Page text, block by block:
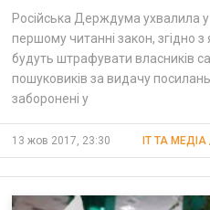
Російська Держдума ухвалила у
першому читанні закон, згідно з
будуть штрафувати власників
пошуковиків за видачу
заборонені у
13 жов 2017, 23:30 IT ТА МЕДІА